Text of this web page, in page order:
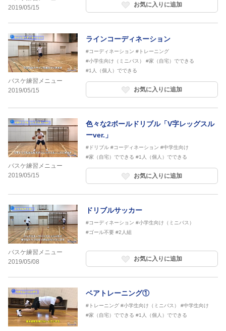
2019/05/15
お気に入りに追加
バスケ練習メニュー
2019/05/15
ラインコーディネーション
#コーディネーション #トレーニング
#小学生向け（ミニバス）
#家（自宅）でできる
#1人（個人）でできる
お気に入りに追加
バスケ練習メニュー
2019/05/15
色々な2ボールドリブル「V字レッグスル
ーver.」
#ドリブル #コーディネーション #中学生向け
#家（自宅）でできる #1人（個人）でできる
お気に入りに追加
バスケ練習メニュー
2019/05/08
ドリブルサッカー
#コーディネーション #小学生向け（ミニバス）
#ゴール不要 #2人組
お気に入りに追加
ベアトレーニング①
#トレーニング #小学生向け（ミニバス）
#中学生向け
#家（自宅）でできる #1人（個人）でできる